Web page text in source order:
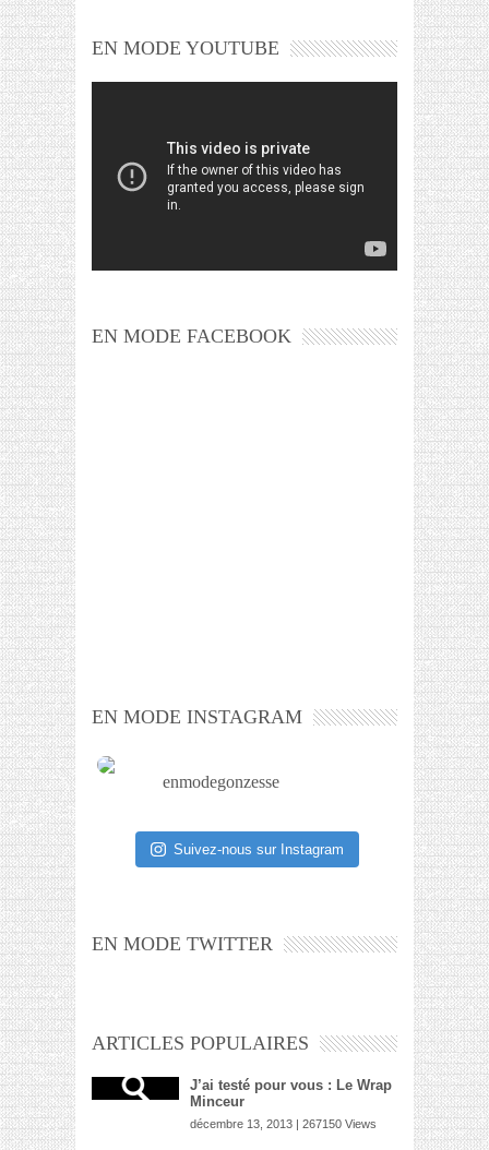
EN MODE YOUTUBE
EN MODE FACEBOOK
EN MODE INSTAGRAM
enmodegonzesse
Suivez-nous sur Instagram
EN MODE TWITTER
ARTICLES POPULAIRES
J’ai testé pour vous : Le Wrap
Minceur
décembre 13, 2013 | 267150 Views